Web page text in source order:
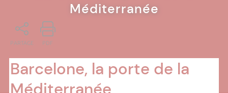
Méditerranée
PARTAGE PDF
Barcelone, la porte de la